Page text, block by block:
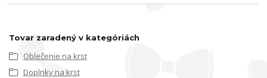
Tovar zaradený v kategóriách
Oblečenie na krst
Doplnky na krst